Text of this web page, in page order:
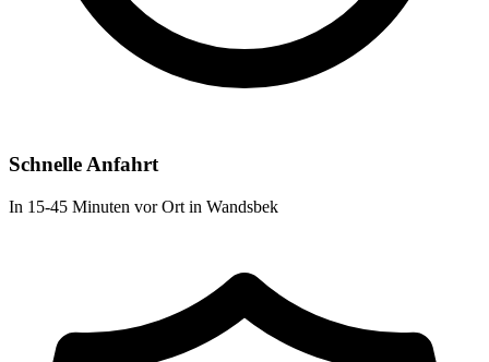
Schnelle Anfahrt
In 15-45 Minuten vor Ort in Wandsbek